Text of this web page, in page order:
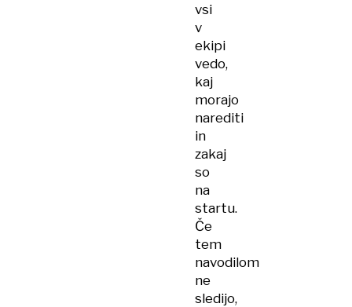
vsi
v
ekipi
vedo,
kaj
morajo
narediti
in
zakaj
so
na
startu.
Če
tem
navodilom
ne
sledijo,